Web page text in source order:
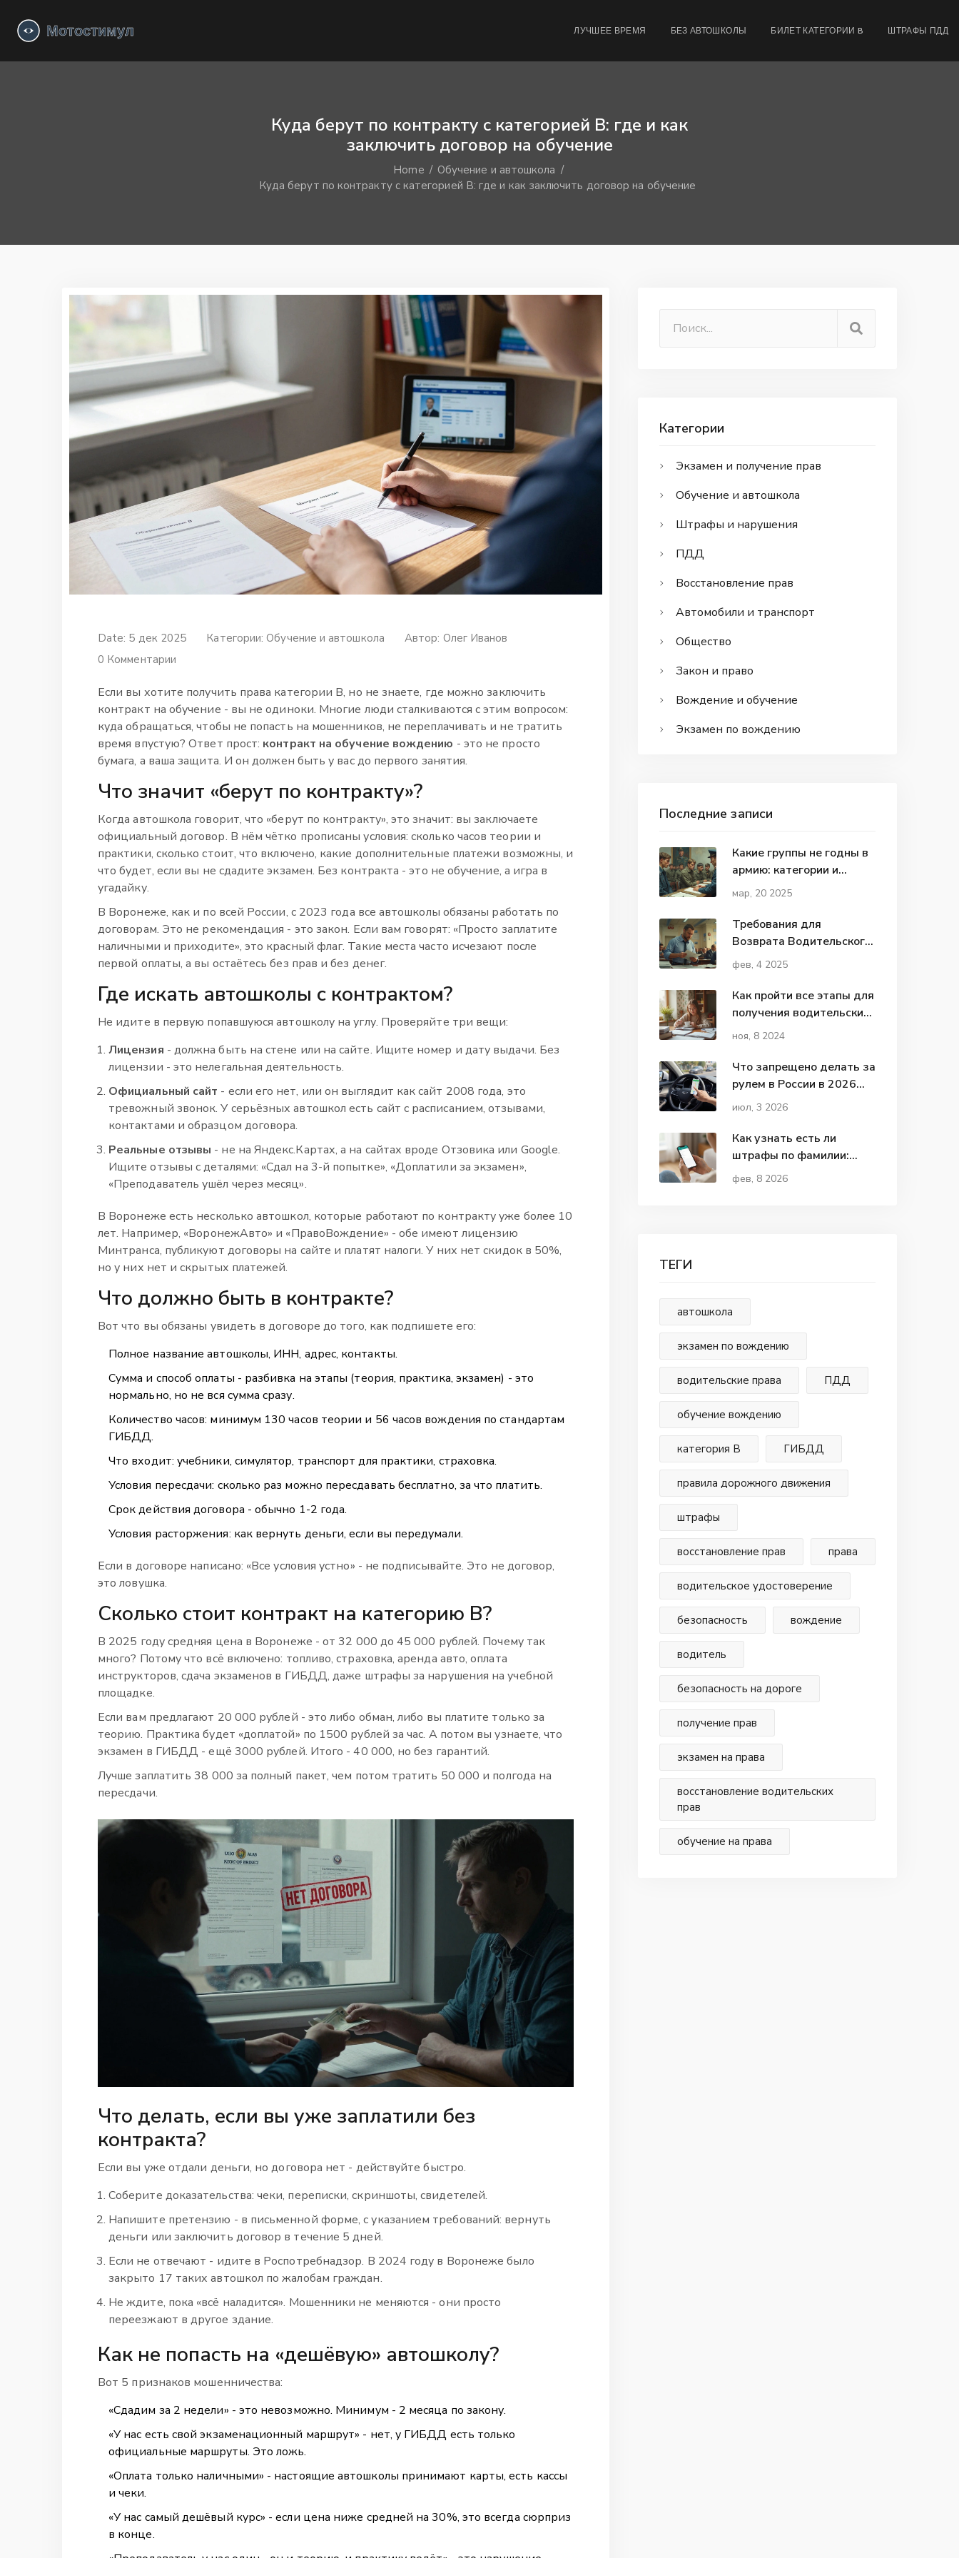
ЛУЧШЕЕ ВРЕМЯ БЕЗ АВТОШКОЛЫ БИЛЕТ КАТЕГОРИИ B ШТРАФЫ ПДД
Куда берут по контракту с категорией В: где и как
заключить договор на обучение
Home
Обучение и автошкола
Куда берут по контракту с категорией В: где и как заключить договор на обучение
Date: 5 дек 2025 Категории:Обучение и автошкола Автор: Олег Иванов
0 Комментарии
Если вы хотите получить права категории В, но не знаете, где можно заключить
контракт на обучение - вы не одиноки. Многие люди сталкиваются с этим вопросом:
куда обращаться, чтобы не попасть на мошенников, не переплачивать и не тратить
время впустую? Ответ прост: контракт на обучение вождению - это не просто
бумага, а ваша защита. И он должен быть у вас до первого занятия.
Что значит «берут по контракту»?
Когда автошкола говорит, что «берут по контракту», это значит: вы заключаете
официальный договор. В нём чётко прописаны условия: сколько часов теории и
практики, сколько стоит, что включено, какие дополнительные платежи возможны, и
что будет, если вы не сдадите экзамен. Без контракта - это не обучение, а игра в
угадайку.
В Воронеже, как и по всей России, с 2023 года все автошколы обязаны работать по
договорам. Это не рекомендация - это закон. Если вам говорят: «Просто заплатите
наличными и приходите», это красный флаг. Такие места часто исчезают после
первой оплаты, а вы остаётесь без прав и без денег.
Где искать автошколы с контрактом?
Не идите в первую попавшуюся автошколу на углу. Проверяйте три вещи:
Лицензия - должна быть на стене или на сайте. Ищите номер и дату выдачи. Без
лицензии - это нелегальная деятельность.
Официальный сайт - если его нет, или он выглядит как сайт 2008 года, это
тревожный звонок. У серьёзных автошкол есть сайт с расписанием, отзывами,
контактами и образцом договора.
Реальные отзывы - не на Яндекс.Картах, а на сайтах вроде Отзовика или Google.
Ищите отзывы с деталями: «Сдал на 3-й попытке», «Доплатили за экзамен»,
«Преподаватель ушёл через месяц».
В Воронеже есть несколько автошкол, которые работают по контракту уже более 10
лет. Например, «ВоронежАвто» и «ПравоВождение» - обе имеют лицензию
Минтранса, публикуют договоры на сайте и платят налоги. У них нет скидок в 50%,
но у них нет и скрытых платежей.
Что должно быть в контракте?
Вот что вы обязаны увидеть в договоре до того, как подпишете его:
Полное название автошколы, ИНН, адрес, контакты.
Сумма и способ оплаты - разбивка на этапы (теория, практика, экзамен) - это
нормально, но не вся сумма сразу.
Количество часов: минимум 130 часов теории и 56 часов вождения по стандартам
ГИБДД.
Что входит: учебники, симулятор, транспорт для практики, страховка.
Условия пересдачи: сколько раз можно пересдавать бесплатно, за что платить.
Срок действия договора - обычно 1-2 года.
Условия расторжения: как вернуть деньги, если вы передумали.
Если в договоре написано: «Все условия устно» - не подписывайте. Это не договор,
это ловушка.
Сколько стоит контракт на категорию В?
В 2025 году средняя цена в Воронеже - от 32 000 до 45 000 рублей. Почему так
много? Потому что всё включено: топливо, страховка, аренда авто, оплата
инструкторов, сдача экзаменов в ГИБДД, даже штрафы за нарушения на учебной
площадке.
Если вам предлагают 20 000 рублей - это либо обман, либо вы платите только за
теорию. Практика будет «доплатой» по 1500 рублей за час. А потом вы узнаете, что
экзамен в ГИБДД - ещё 3000 рублей. Итого - 40 000, но без гарантий.
Лучше заплатить 38 000 за полный пакет, чем потом тратить 50 000 и полгода на
пересдачи.
Что делать, если вы уже заплатили без
контракта?
Если вы уже отдали деньги, но договора нет - действуйте быстро.
Соберите доказательства: чеки, переписки, скриншоты, свидетелей.
Напишите претензию - в письменной форме, с указанием требований: вернуть
деньги или заключить договор в течение 5 дней.
Если не отвечают - идите в Роспотребнадзор. В 2024 году в Воронеже было
закрыто 17 таких автошкол по жалобам граждан.
Не ждите, пока «всё наладится». Мошенники не меняются - они просто
переезжают в другое здание.
Как не попасть на «дешёвую» автошколу?
Вот 5 признаков мошенничества:
«Сдадим за 2 недели» - это невозможно. Минимум - 2 месяца по закону.
«У нас есть свой экзаменационный маршрут» - нет, у ГИБДД есть только
официальные маршруты. Это ложь.
«Оплата только наличными» - настоящие автошколы принимают карты, есть кассы
и чеки.
«У нас самый дешёвый курс» - если цена ниже средней на 30%, это всегда сюрприз
в конце.
Категории
Экзамен и получение прав
Обучение и автошкола
Штрафы и нарушения
ПДД
Восстановление прав
Автомобили и транспорт
Общество
Закон и право
Вождение и обучение
Экзамен по вождению
Последние записи
Какие группы не годны в
армию: категории и
особенности
мар, 20 2025
Требования для
Возврата Водительского
Удостоверения: Чек-лист
и Советы
фев, 4 2025
Как пройти все этапы для
получения водительских
прав
ноя, 8 2024
Что запрещено делать за
рулем в России в 2026
году: полный список
июл, 3 2026
Как узнать есть ли
штрафы по фамилии:
простой способ
проверить
фев, 8 2026
ТЕГИ
автошкола
экзамен по вождению
водительские права ПДД
обучение вождению
категория В ГИБДД
правила дорожного движения
штрафы
восстановление прав права
водительское удостоверение
безопасность вождение
водитель
безопасность на дороге
получение прав
экзамен на права
восстановление водительских
прав
обучение на права